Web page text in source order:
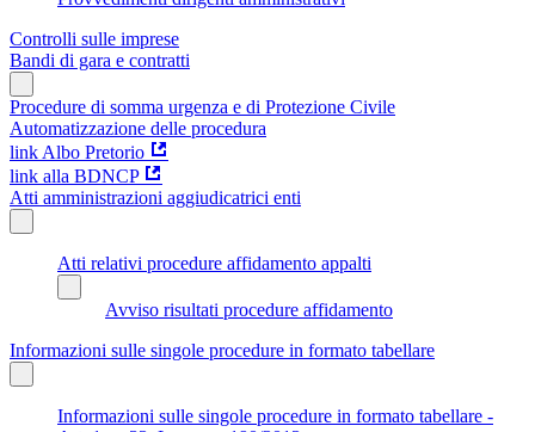
Controlli sulle imprese
Bandi di gara e contratti
Procedure di somma urgenza e di Protezione Civile
Automatizzazione delle procedura
link Albo Pretorio
link alla BDNCP
Atti amministrazioni aggiudicatrici enti
Atti relativi procedure affidamento appalti
Avviso risultati procedure affidamento
Informazioni sulle singole procedure in formato tabellare
Informazioni sulle singole procedure in formato tabellare -